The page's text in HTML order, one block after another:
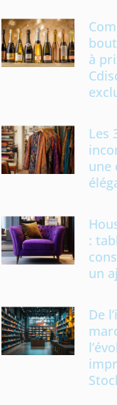
à
Les
une
:
un
De